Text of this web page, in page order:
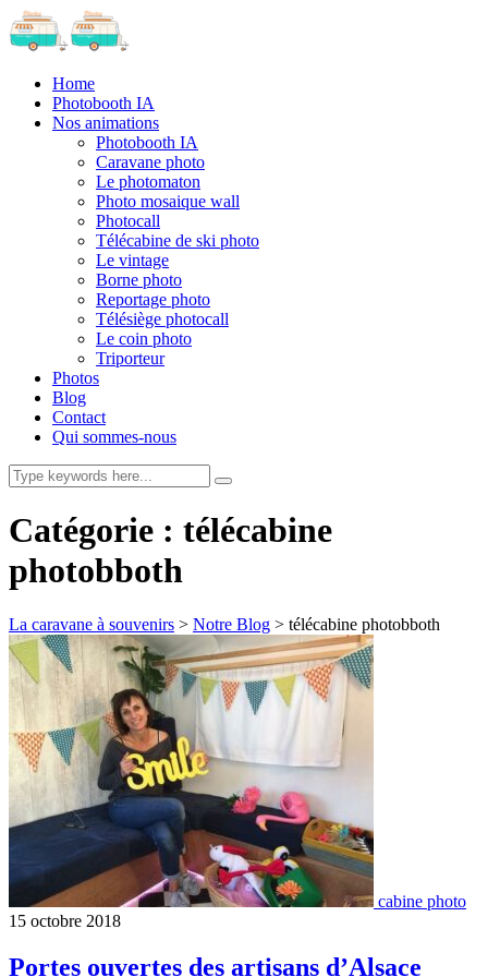
Home
Photobooth IA
Nos animations
Photobooth IA
Caravane photo
Le photomaton
Photo mosaique wall
Photocall
Télécabine de ski photo
Le vintage
Borne photo
Reportage photo
Télésiège photocall
Le coin photo
Triporteur
Photos
Blog
Contact
Qui sommes-nous
Catégorie : télécabine
photobboth
La caravane à souvenirs > Notre Blog > télécabine photobboth
cabine photo
15 octobre 2018
Portes ouvertes des artisans d’Alsace